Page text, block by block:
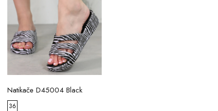
Natikače D45004 Black
36